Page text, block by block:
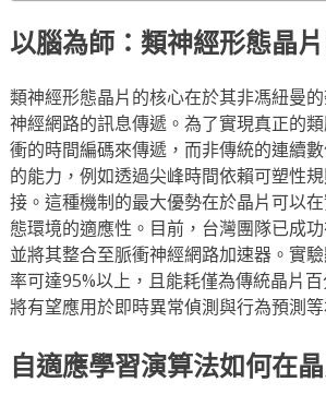
以腦為師：類神經形態晶
類神經形態晶片的核心在於其非馮紐曼
神經網路的訊息傳遞。為了實現真正的
衝的時間編碼來傳遞，而非傳統的連續
的能力，例如透過尖峰時間依賴可塑性
接。這種機制的最大優勢在於晶片可以
態環境的適應性。目前，台灣團隊已成
並將其整合至脈衝神經網路加速器。實
率可達95%以上，且能耗僅為傳統晶片
將有望應用於即時異常偵測與行為預測等
自適應學習演算法如何在